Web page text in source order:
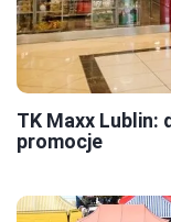
TK Maxx Lublin:
promocje